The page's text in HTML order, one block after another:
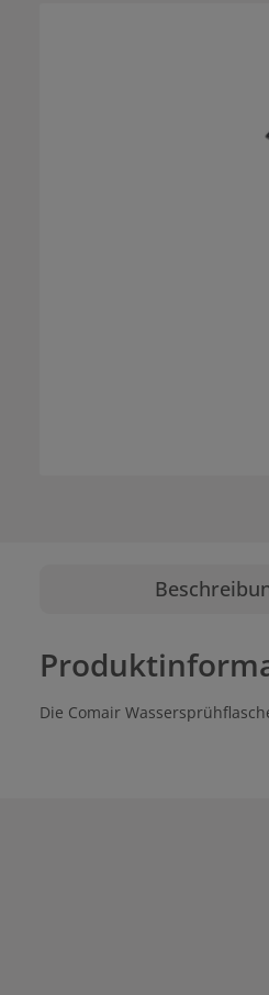
Die Comair